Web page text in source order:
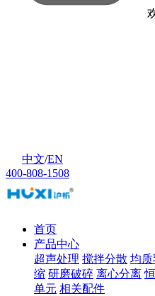
中文/EN
400-808-1508
首页
产品中心
超声处理 搅拌分散 均
缩 研磨破碎 离心分离
单元 相关配件